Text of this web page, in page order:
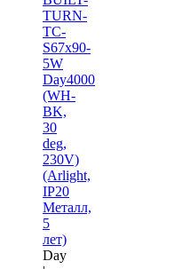
TURN-
TC-
S67x90-
5W
Day4000
(WH-
BK,
30
deg,
230V)
(Arlight,
IP20
Металл,
5
лет)
Day